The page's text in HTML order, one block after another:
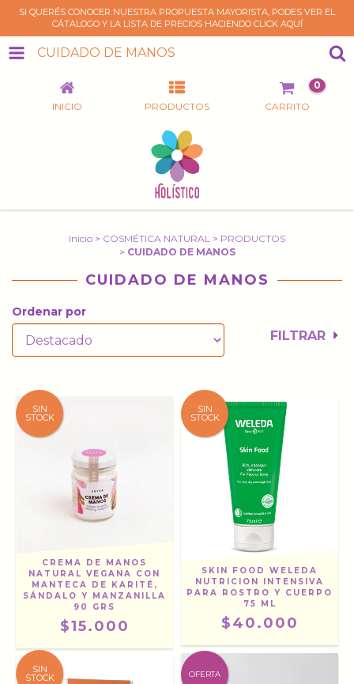
SI QUERÉS CONOCER NUESTRA PROPUESTA MAYORISTA, PODES VER EL
CÁTALOGO Y LA LISTA DE PRECIOS HACIENDO CLICK AQUÍ
CUIDADO DE MANOS
INICIO PRODUCTOS CARRITO
0
Inicio > COSMÉTICA NATURAL > PRODUCTOS
> CUIDADO DE MANOS
CUIDADO DE MANOS
Ordenar por
FILTRAR
SIN
STOCK
CREMA DE MANOS
NATURAL VEGANA CON
MANTECA DE KARITÉ,
SÁNDALO Y MANZANILLA
90 GRS
$15.000
SIN
STOCK
SKIN FOOD WELEDA
NUTRICION INTENSIVA
PARA ROSTRO Y CUERPO
75 ML
$40.000
SIN
STOCK OFERTA